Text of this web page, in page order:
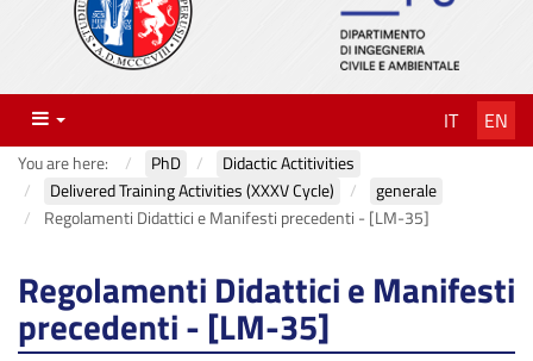
Menu IT EN
You are here: PhD
Didactic Actitivities
Delivered Training Activities (XXXV Cycle)
generale
Regolamenti Didattici e Manifesti precedenti - [LM-35]
Regolamenti Didattici e Manifesti
precedenti - [LM-35]